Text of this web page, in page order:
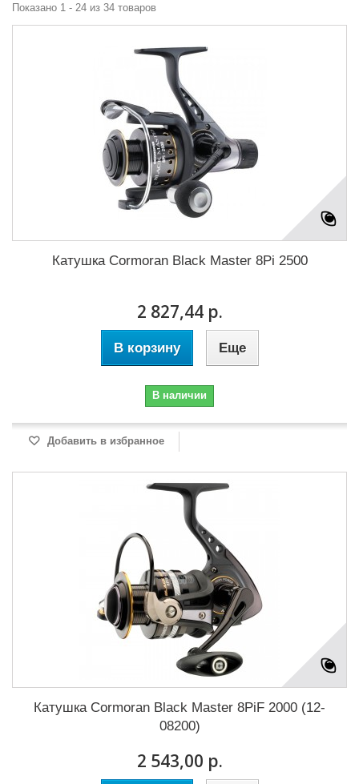
Показано 1 - 24 из 34 товаров
Катушка Cormoran Black Master 8Pi 2500
2 827,44 р.
В корзину Еще
В наличии
Добавить в избранное
Катушка Cormoran Black Master 8PiF 2000 (12-
08200)
2 543,00 р.